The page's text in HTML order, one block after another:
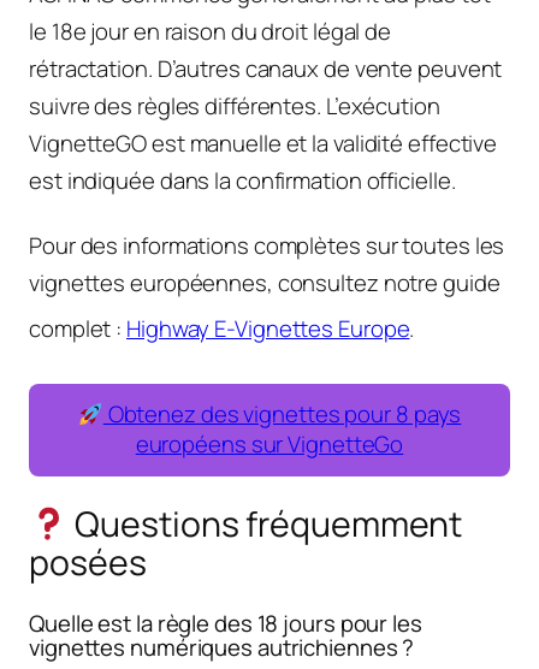
le 18e jour en raison du droit légal de
rétractation. D’autres canaux de vente peuvent
suivre des règles différentes. L’exécution
VignetteGO est manuelle et la validité effective
est indiquée dans la confirmation officielle.
Pour des informations complètes sur toutes les
vignettes européennes, consultez notre guide
complet : Highway E-Vignettes Europe.
Obtenez des vignettes pour 8 pays
européens sur VignetteGo
Questions fréquemment
posées
Quelle est la règle des 18 jours pour les
vignettes numériques autrichiennes ?